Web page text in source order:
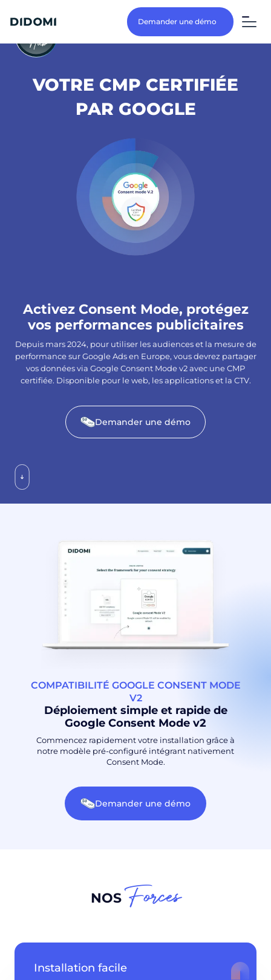
Demander une démo
VOTRE CMP CERTIFIÉE
PAR GOOGLE
Activez Consent Mode, protégez
vos performances publicitaires
Depuis mars 2024, pour utiliser les audiences et la mesure de
performance sur Google Ads en Europe, vous devrez partager
vos données via Google Consent Mode v2 avec une CMP
certifiée. Disponible pour le web, les applications et la CTV.
Demander une démo
COMPATIBILITÉ GOOGLE CONSENT MODE
V2
Déploiement simple et rapide de
Google Consent Mode v2
Commencez rapidement votre installation grâce à
notre modèle pré-configuré intégrant nativement
Consent Mode.
Demander une démo
NOS Forces
Installation facile